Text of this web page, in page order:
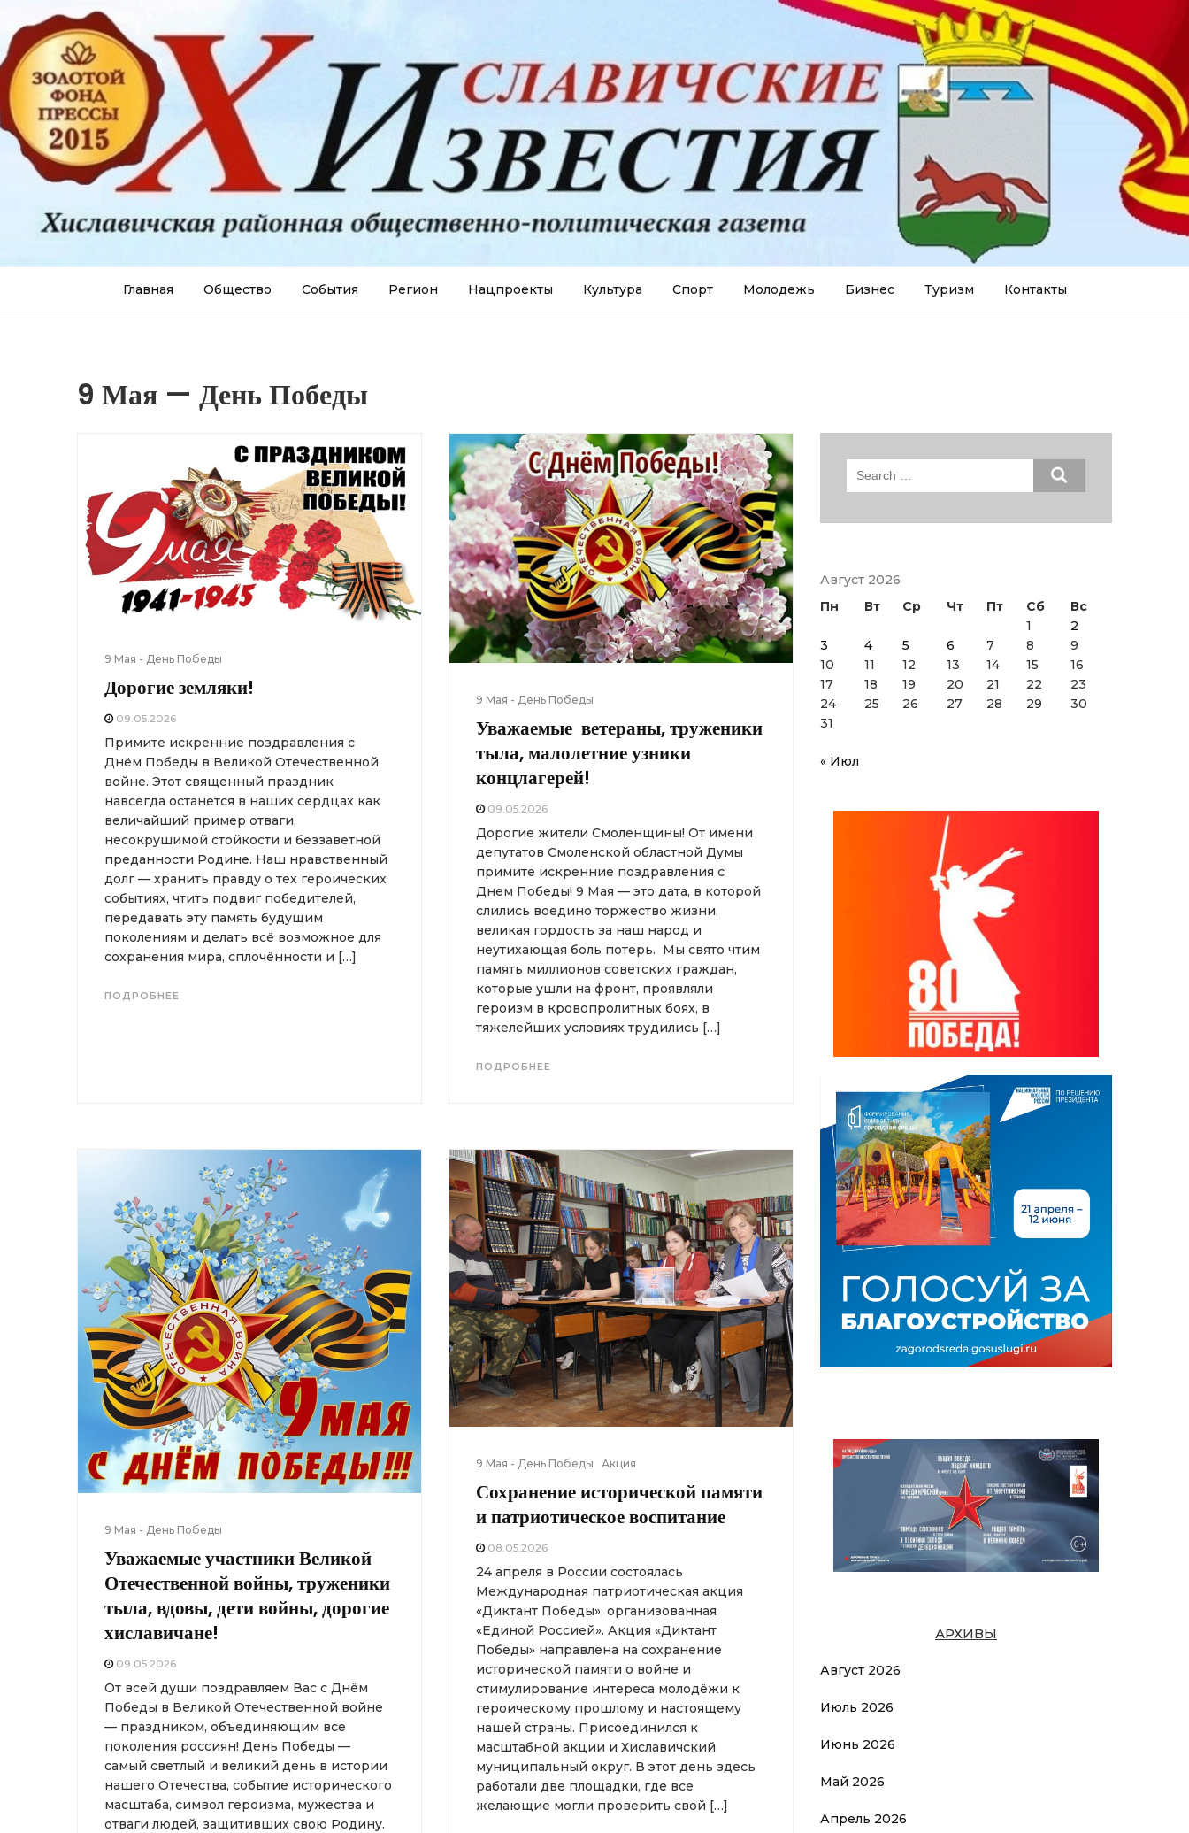
Главная Общество События Регион Нацпроекты Культура Спорт Молодежь Бизнес Туризм Контакты
9 Мая — День Победы
9 Мая - День Победы
Дорогие земляки!
09.05.2026
Примите искренние поздравления с
Днём Победы в Великой Отечественной
войне. Этот священный праздник
навсегда останется в наших сердцах как
величайший пример отваги,
несокрушимой стойкости и беззаветной
преданности Родине. Наш нравственный
долг — хранить правду о тех героических
событиях, чтить подвиг победителей,
передавать эту память будущим
поколениям и делать всё возможное для
сохранения мира, сплочённости и […]
ПОДРОБНЕЕ
9 Мая - День Победы
Уважаемые ветераны, труженики
тыла, малолетние узники
концлагерей!
09.05.2026
Дорогие жители Смоленщины! От имени
депутатов Смоленской областной Думы
примите искренние поздравления с
Днем Победы! 9 Мая — это дата, в которой
слились воедино торжество жизни,
великая гордость за наш народ и
неутихающая боль потерь. Мы свято чтим
память миллионов советских граждан,
которые ушли на фронт, проявляли
героизм в кровопролитных боях, в
тяжелейших условиях трудились […]
ПОДРОБНЕЕ
9 Мая - День Победы
Уважаемые участники Великой
Отечественной войны, труженики
тыла, вдовы, дети войны, дорогие
хиславичане!
09.05.2026
От всей души поздравляем Вас с Днём
Победы в Великой Отечественной войне
— праздником, объединяющим все
поколения россиян! День Победы —
самый светлый и великий день в истории
нашего Отечества, событие исторического
масштаба, символ героизма, мужества и
отваги людей, защитивших свою Родину.
9 Мая - День Победы Акция
Сохранение исторической памяти
и патриотическое воспитание
08.05.2026
24 апреля в России состоялась
Международная патриотическая акция
«Диктант Победы», организованная
«Единой Россией». Акция «Диктант
Победы» направлена на сохранение
исторической памяти о войне и
стимулирование интереса молодёжи к
героическому прошлому и настоящему
нашей страны. Присоединился к
масштабной акции и Хиславичский
муниципальный округ. В этот день здесь
работали две площадки, где все
желающие могли проверить свой […]
Search
Август 2026
Пн
Вт Ср Чт Пт Сб
Вс
1
2
3
4 5 6 7 8
9
10
11 12 13 14 15
16
17
18 19 20 21 22
23
24
25 26 27 28 29
30
31
« Июл
АРХИВЫ
Август 2026
Июль 2026
Июнь 2026
Май 2026
Апрель 2026